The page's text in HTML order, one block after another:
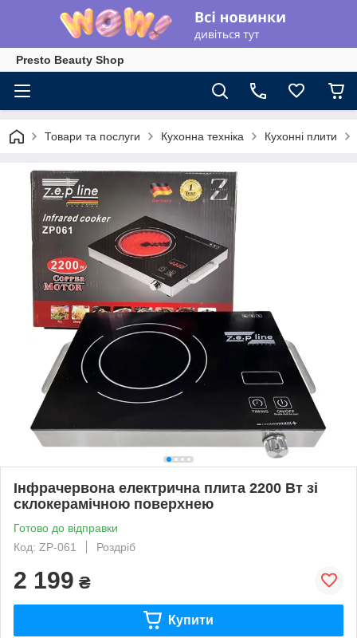
Presto Beauty Shop
Товари та послуги Кухонна техніка Кухонні плити
Інфрачервона електрична плита 2200 Вт зі
склокерамічною поверхнею
Готово до відправки
Код: ZP-061
Роздріб
2 199 ₴
Купити